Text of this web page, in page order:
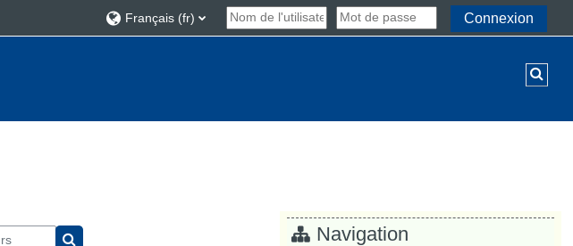
Français ‎(fr)‎
Connexion
Navigation